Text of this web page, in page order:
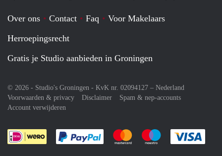
Over ons Contact Faq
Voor Makelaars
Herroepingsrecht
Gratis je Studio aanbieden in Groningen
© 2026 - Studio's Groningen - KvK nr. 02094127 – Nederland
Voorwaarden & privacy
Disclaimer
Spam & nep-accounts
Account verwijderen
Je rekent gemakkelijk af met Paypal
Je rekent gemakkelijk af met
Je rekent